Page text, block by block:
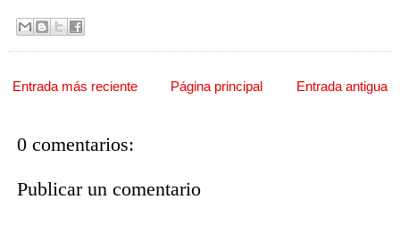
Entrada más reciente Entrada antigua
Página principal
0 comentarios:
Publicar un comentario